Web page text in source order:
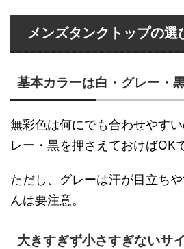
メンズタンクトップの選
基本カラーは白・グレー・
無彩色は何にでも合わせやす
レー・黒を押さえておけばOK
ただし、グレーは汗が目立ち
んは要注意。
大きすぎず小さすぎないサ